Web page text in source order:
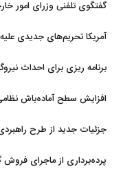
گفتگوی تلفنی وزرای امور
آمریکا تحریم‌های جدیدی
برنامه ریزی برای احداث
افزایش سطح آماده‌باش
جزئیات جدید از طرح
پرده‌برداری از ماجرای